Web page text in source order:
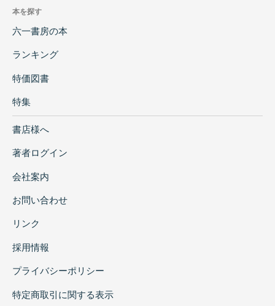
本を探す
六一書房の本
ランキング
特価図書
特集
書店様へ
著者ログイン
会社案内
お問い合わせ
リンク
採用情報
プライバシーポリシー
特定商取引に関する表示